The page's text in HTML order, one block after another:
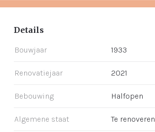
Details
Bouwjaar 1933
Renovatiejaar 2021
Bebouwing Halfopen
Algemene staat Te renoveren